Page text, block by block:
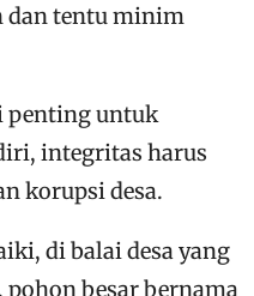
dan tentu minim
penting untuk
integritas harus
korupsi desa.
di balai desa yang
besar bernama